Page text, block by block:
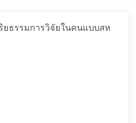
ธรรมการวิจัยในคนแบบสห